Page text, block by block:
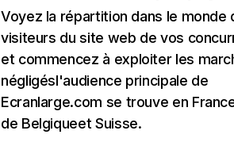
Voyez la répartition dans le monde
visiteurs du site web de vos
et commencez à exploiter les
négligésl'audience principale de
Ecranlarge.com se trouve en
de Belgiqueet Suisse.